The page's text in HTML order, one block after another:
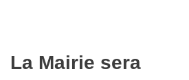
La Mairie sera